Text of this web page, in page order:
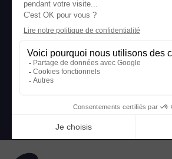
Orso
201 rue du Faubourg Saint-Honoré
75008 PARIS
+33 1 87 58 08 43